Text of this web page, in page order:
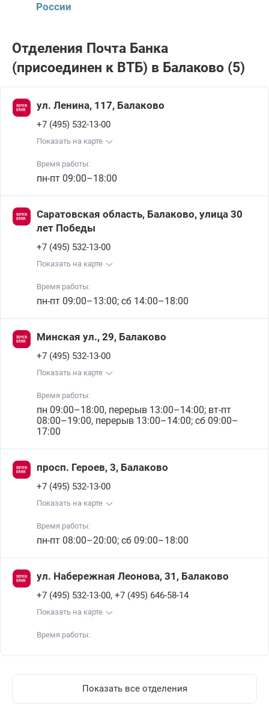
России
Отделения Почта Банкa
(присоединен к ВТБ) в Балаково (5)
ул. Ленина, 117, Балаково
+7 (495) 532-13-00
Показать на карте
Время работы:
пн-пт 09:00–18:00
Саратовская область, Балаково, улица 30
лет Победы
+7 (495) 532-13-00
Показать на карте
Время работы:
пн-пт 09:00–13:00; сб 14:00–18:00
Минская ул., 29, Балаково
+7 (495) 532-13-00
Показать на карте
Время работы:
пн 09:00–18:00, перерыв 13:00–14:00; вт-пт
08:00–19:00, перерыв 13:00–14:00; сб 09:00–
17:00
просп. Героев, 3, Балаково
+7 (495) 532-13-00
Показать на карте
Время работы:
пн-пт 08:00–20:00; сб 09:00–18:00
ул. Набережная Леонова, 31, Балаково
+7 (495) 532-13-00, +7 (495) 646-58-14
Показать на карте
Время работы:
Показать все отделения